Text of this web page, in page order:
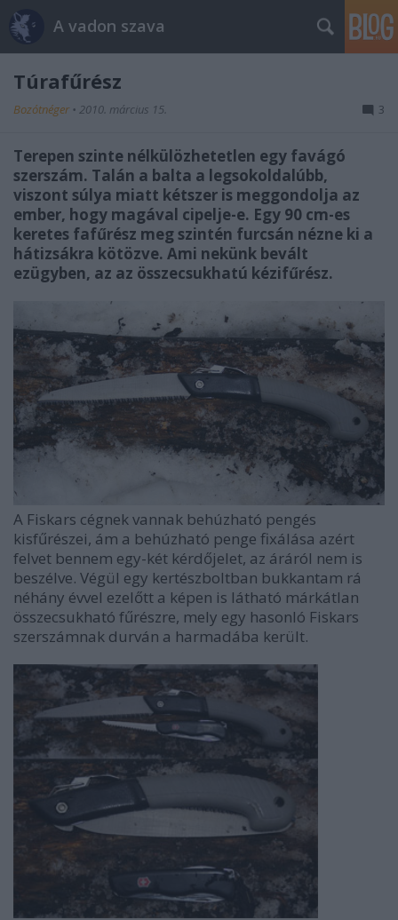
A vadon szava
Túrafűrész
Bozótnéger • 2010. március 15. 3
Terepen szinte nélkülözhetetlen egy favágó
szerszám. Talán a balta a legsokoldalúbb,
viszont súlya miatt kétszer is meggondolja az
ember, hogy magával cipelje-e. Egy 90 cm-es
keretes fafűrész meg szintén furcsán nézne ki a
hátizsákra kötözve. Ami nekünk bevált
ezügyben, az az összecsukhatú kézifűrész.
A Fiskars cégnek vannak behúzható pengés
kisfűrészei, ám a behúzható penge fixálása azért
felvet bennem egy-két kérdőjelet, az áráról nem is
beszélve. Végül egy kertészboltban bukkantam rá
néhány évvel ezelőtt a képen is látható márkátlan
összecsukható fűrészre, mely egy hasonló Fiskars
szerszámnak durván a harmadába került.